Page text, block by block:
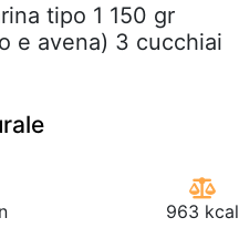
tipo 1 150 gr
e avena) 3 cucchiai
963 kcal